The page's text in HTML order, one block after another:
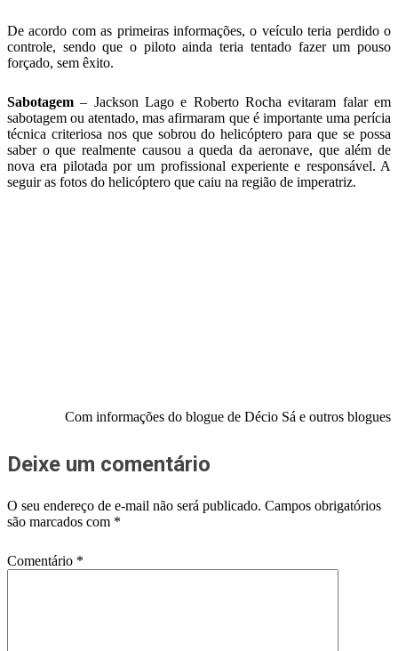
De acordo com as primeiras informações, o veículo teria perdido o
controle, sendo que o piloto ainda teria tentado fazer um pouso
forçado, sem êxito.
Sabotagem – Jackson Lago e Roberto Rocha evitaram falar em
sabotagem ou atentado, mas afirmaram que é importante uma perícia
técnica criteriosa nos que sobrou do helicóptero para que se possa
saber o que realmente causou a queda da aeronave, que além de
nova era pilotada por um profissional experiente e responsável. A
seguir as fotos do helicóptero que caiu na região de imperatriz.
Com informações do blogue de Décio Sá e outros blogues
Deixe um comentário
O seu endereço de e-mail não será publicado. Campos obrigatórios
são marcados com *
Comentário *